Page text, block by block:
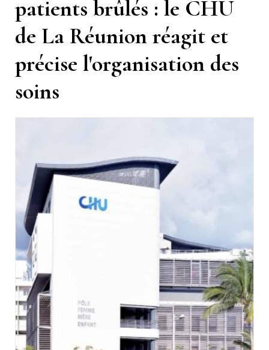
patients brûlés : le CHU
de La Réunion réagit et
précise l'organisation des
soins